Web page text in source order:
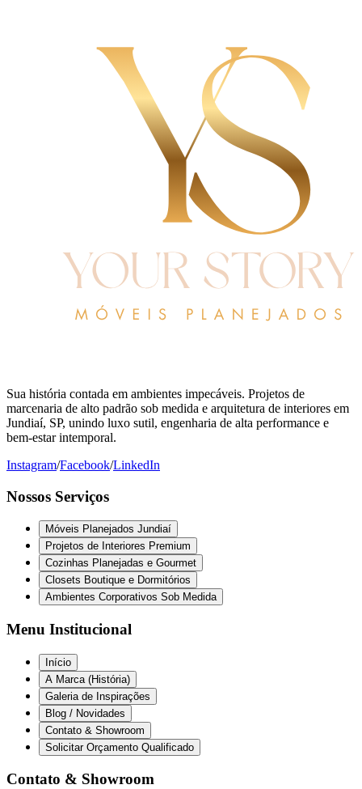
Sua história contada em ambientes impecáveis. Projetos de
marcenaria de alto padrão sob medida e arquitetura de interiores em
Jundiaí, SP, unindo luxo sutil, engenharia de alta performance e
bem-estar intemporal.
Instagram/Facebook/LinkedIn
Nossos Serviços
Móveis Planejados Jundiaí
Projetos de Interiores Premium
Cozinhas Planejadas e Gourmet
Closets Boutique e Dormitórios
Ambientes Corporativos Sob Medida
Menu Institucional
Início
A Marca (História)
Galeria de Inspirações
Blog / Novidades
Contato & Showroom
Solicitar Orçamento Qualificado
Contato & Showroom